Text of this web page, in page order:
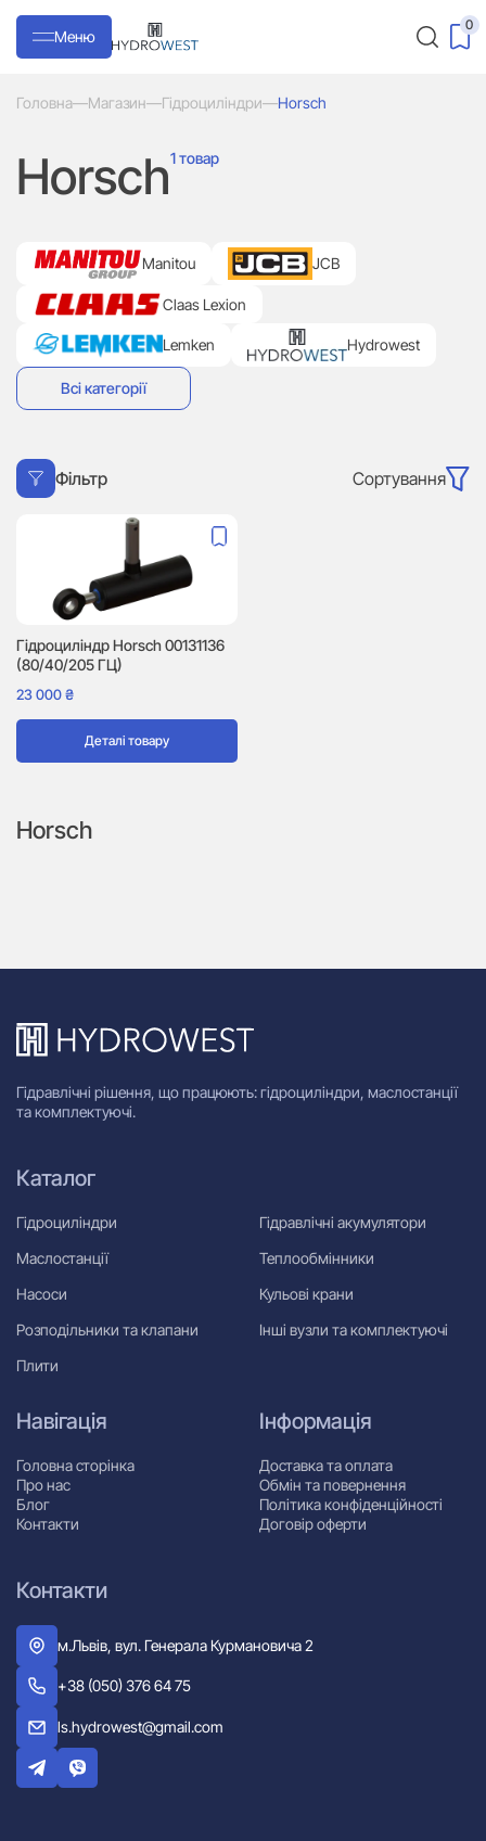
Меню
0
Головна—Магазин—Гідроциліндри—Horsch
Horsch1 товар
Manitou JCB
Claas Lexion
Lemken Hydrowest
Всі категорії
Фільтр Сортування
Гідроциліндр Horsch 00131136
(80/40/205 ГЦ)
23 000₴
Деталі товару
Horsch
Гідравлічні рішення, що працюють: гідроциліндри, маслостанції
та комплектуючі.
Навігація
Головна сторінка
Про нас
Блог
Контакти
Каталог
Гідроциліндри
Маслостанції
Насоси
Розподільники та клапани
Плити
Гідравлічні акумулятори
Теплообмінники
Кульові крани
Інші вузли та комплектуючі
Інформація
Доставка та оплата
Обмін та повернення
Політика конфіденційності
Договір оферти
Контакти
м.Львів, вул. Генерала Курмановича 2
+38 (050) 376 64 75
ls.hydrowest@gmail.com